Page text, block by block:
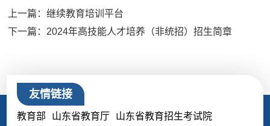
上一篇：继续教育培训平台
下一篇：2024年高技能人才培养（非统招）招生简章
友情链接
教育部 山东省教育厅
山东省教育招生考试院